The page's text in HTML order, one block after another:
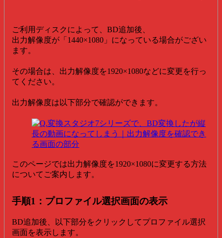
ご利用ディスクによって、BD追加後、
出力解像度が「1440×1080」になっている場合がござい
ます。
その場合は、出力解像度を1920×1080などに変更を行っ
てください。
出力解像度は以下部分で確認ができます。
このページでは出力解像度を1920×1080に変更する方法
についてご案内します。
手順1：プロファイル選択画面の表示
BD追加後、以下部分をクリックしてプロファイル選択
画面を表示します。